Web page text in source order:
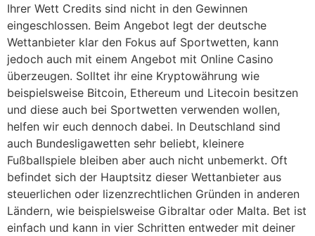
Ihrer Wett Credits sind nicht in den Gewinnen
eingeschlossen. Beim Angebot legt der deutsche
Wettanbieter klar den Fokus auf Sportwetten, kann
jedoch auch mit einem Angebot mit Online Casino
überzeugen. Solltet ihr eine Kryptowährung wie
beispielsweise Bitcoin, Ethereum und Litecoin besitzen
und diese auch bei Sportwetten verwenden wollen,
helfen wir euch dennoch dabei. In Deutschland sind
auch Bundesligawetten sehr beliebt, kleinere
Fußballspiele bleiben aber auch nicht unbemerkt. Oft
befindet sich der Hauptsitz dieser Wettanbieter aus
steuerlichen oder lizenzrechtlichen Gründen in anderen
Ländern, wie beispielsweise Gibraltar oder Malta. Bet ist
einfach und kann in vier Schritten entweder mit deiner